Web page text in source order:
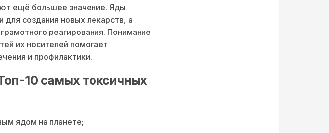
ещё большее значение. Яды
создания новых лекарств, а
реагирования. Понимание
их носителей помогает
и профилактики.
10 самых токсичных
ядом на планете;